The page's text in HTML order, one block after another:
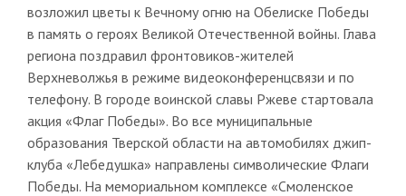
возложил цветы к Вечному огню на Обелиске Победы
в память о героях Великой Отечественной войны. Глава
региона поздравил фронтовиков-жителей
Верхневолжья в режиме видеоконференцсвязи и по
телефону. В городе воинской славы Ржеве стартовала
акция «Флаг Победы». Во все муниципальные
образования Тверской области на автомобилях джип-
клуба «Лебедушка» направлены символические Флаги
Победы. На мемориальном комплексе «Смоленское